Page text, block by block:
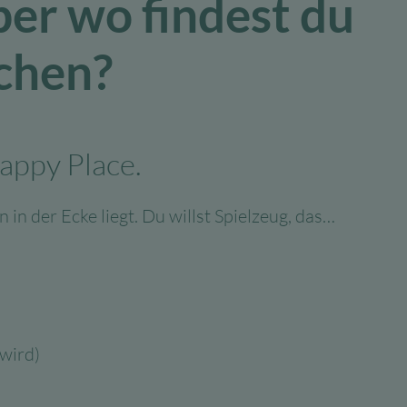
wo findest du
Place.
der Ecke liegt. Du willst Spielzeug, das…